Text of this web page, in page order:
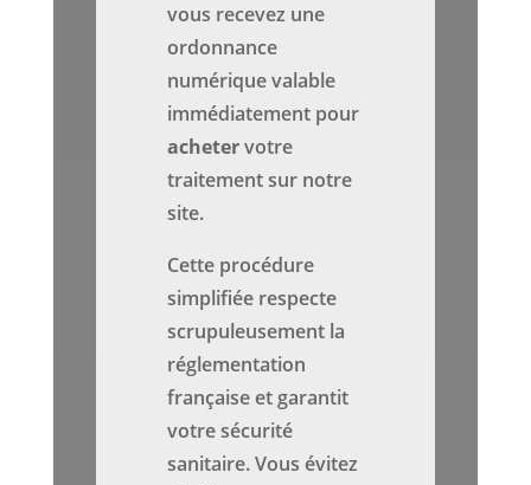
vous recevez une
ordonnance
numérique valable
immédiatement pour
achetervotre
traitement sur notre
site.
Cette procédure
simplifiée respecte
scrupuleusement la
réglementation
française et garantit
votre sécurité
sanitaire. Vous évitez